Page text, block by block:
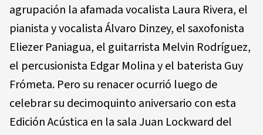
agrupación la afamada vocalista Laura Rivera, el
pianista y vocalista Álvaro Dinzey, el saxofonista
Eliezer Paniagua, el guitarrista Melvin Rodríguez,
el percusionista Edgar Molina y el baterista Guy
Frómeta. Pero su renacer ocurrió luego de
celebrar su decimoquinto aniversario con esta
Edición Acústica en la sala Juan Lockward del